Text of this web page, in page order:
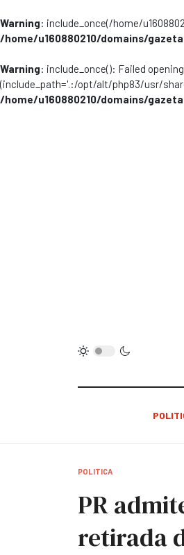
Warning: include_once(/home/
/home/u160880210/domains/
Warning: include_once(): Failed
(include_path='.:/opt/alt/php83/usr/
/home/u160880210/domains/
POLITICA
PR
retirada